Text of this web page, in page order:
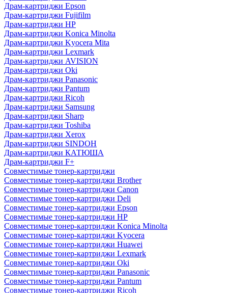
Драм-картриджи Epson
Драм-картриджи Fujifilm
Драм-картриджи HP
Драм-картриджи Konica Minolta
Драм-картриджи Kyocera Mita
Драм-картриджи Lexmark
Драм-картриджи AVISION
Драм-картриджи Oki
Драм-картриджи Panasonic
Драм-картриджи Pantum
Драм-картриджи Ricoh
Драм-картриджи Samsung
Драм-картриджи Sharp
Драм-картриджи Toshiba
Драм-картриджи Xerox
Драм-картриджи SINDOH
Драм-картриджи КАТЮША
Драм-картриджи F+
Совместимые тонер-картриджи
Совместимые тонер-картриджи Brother
Совместимые тонер-картриджи Canon
Совместимые тонер-картриджи Deli
Совместимые тонер-картриджи Epson
Совместимые тонер-картриджи HP
Совместимые тонер-картриджи Konica Minolta
Совместимые тонер-картриджи Kyocera
Совместимые тонер-картриджи Huawei
Совместимые тонер-картриджи Lexmark
Совместимые тонер-картриджи Oki
Совместимые тонер-картриджи Panasonic
Совместимые тонер-картриджи Pantum
Совместимые тонер-картриджи Ricoh